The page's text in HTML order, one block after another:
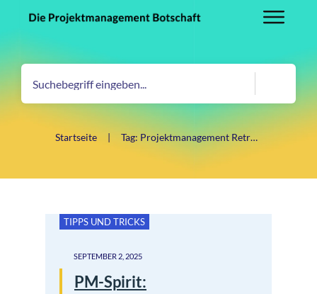
Startseite | Tag: Projektmanagement Retrospektive
TIPPS UND TRICKS
SEPTEMBER 2, 2025
PM-Spirit: